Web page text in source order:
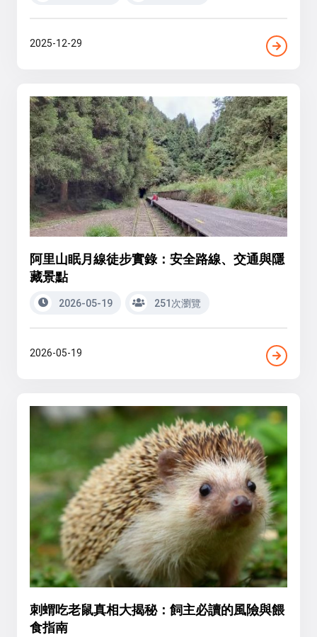
2025-12-29
阿里山眠月線徒步實錄：安全路線、交通與隱
藏景點
2026-05-19 251次瀏覽
2026-05-19
刺蝟吃老鼠真相大揭秘：飼主必讀的風險與餵
食指南